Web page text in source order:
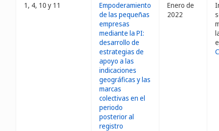
1, 4, 10 y 11
Empoderamiento
de las pequeñas
empresas
mediante la PI:
desarrollo de
estrategias de
apoyo a las
indicaciones
geográficas y las
marcas
colectivas en el
periodo
posterior al
registro
Enero de
2022